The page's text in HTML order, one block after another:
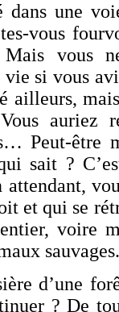
dans une
vous
vous
vie si vous
ailleurs,
auriez
Peut-être
sait ?
et qui se
voire
sauvages.
d’une
? De